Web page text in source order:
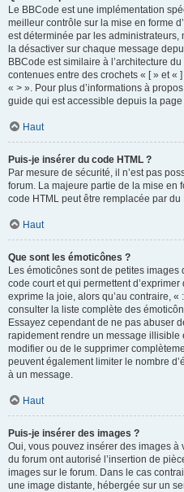
Le BBCode est une implémentation
meilleur contrôle sur la mise en forme
est déterminée par les
la désactiver sur chaque message
BBCode est similaire à l’architecture
contenues entre des crochets « [ » et «
« > ». Pour plus d’informations à
guide qui est accessible depuis la
Haut
Puis-je insérer du code HTML ?
Par mesure de sécurité, il n’est pas
forum. La majeure partie de la mise en
code HTML peut être remplacée par du
Haut
Que sont les émoticônes ?
Les émoticônes sont de petites
code court et qui permettent
exprime la joie, alors qu’au contraire,
consulter la liste complète des
Essayez cependant de ne pas abuser
rapidement rendre un message
modifier ou de le supprimer
peuvent également limiter le nombre
à un message.
Haut
Puis-je insérer des images ?
Oui, vous pouvez insérer des images
du forum ont autorisé l’insertion de
images sur le forum. Dans le cas
une image distante, hébergée sur un